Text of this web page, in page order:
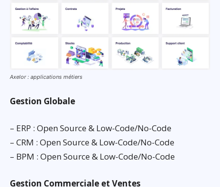
Axelor : applications métiers
Gestion Globale
– ERP : Open Source & Low-Code/No-Code
– CRM : Open Source & Low-Code/No-Code
– BPM : Open Source & Low-Code/No-Code
Gestion Commerciale et Ventes